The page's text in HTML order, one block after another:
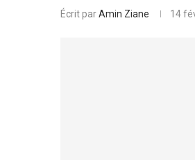
Écrit parAmin Ziane 14